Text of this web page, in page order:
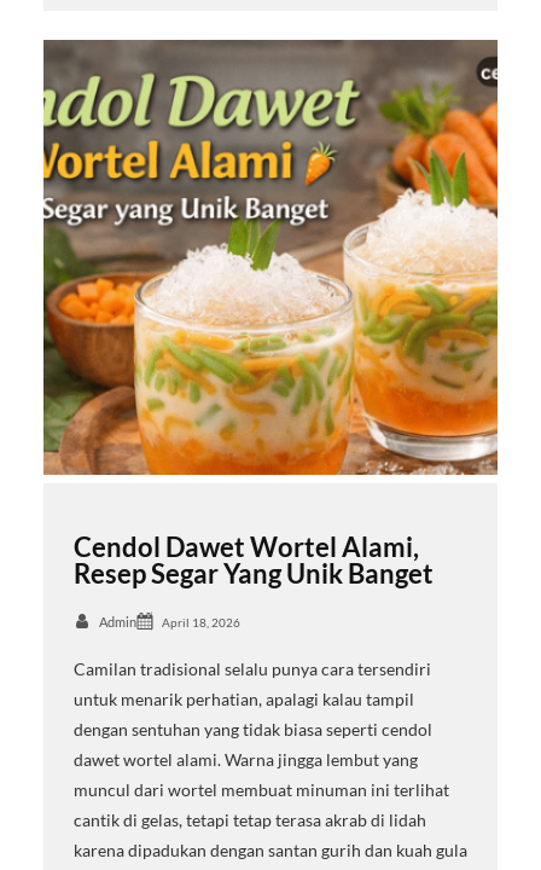
Cendol Dawet Wortel Alami,
Resep Segar Yang Unik Banget
Admin April 18, 2026
Camilan tradisional selalu punya cara tersendiri
untuk menarik perhatian, apalagi kalau tampil
dengan sentuhan yang tidak biasa seperti cendol
dawet wortel alami. Warna jingga lembut yang
muncul dari wortel membuat minuman ini terlihat
cantik di gelas, tetapi tetap terasa akrab di lidah
karena dipadukan dengan santan gurih dan kuah gula